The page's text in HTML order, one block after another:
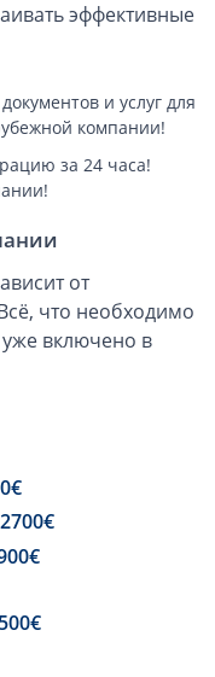
эффективные
и услуг для
компании!
за 24 часа!
от
что необходимо
включено в
2700€